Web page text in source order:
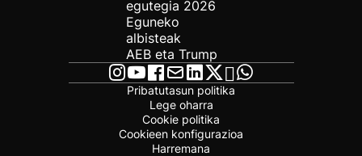
egutegia 2026
Eguneko
albisteak
AEB eta Trump
Pribatutasun politika
Lege oharra
Cookie politika
Cookieen konfigurazioa
Harremana